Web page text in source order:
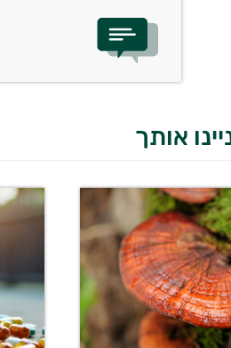
אותך